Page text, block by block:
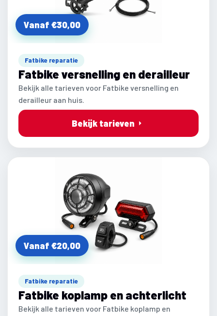
Vanaf €30,00
Fatbike reparatie
Fatbike versnelling en derailleur
Bekijk alle tarieven voor Fatbike versnelling en
derailleur aan huis.
Bekijk tarieven
Vanaf €20,00
Fatbike reparatie
Fatbike koplamp en achterlicht
Bekijk alle tarieven voor Fatbike koplamp en